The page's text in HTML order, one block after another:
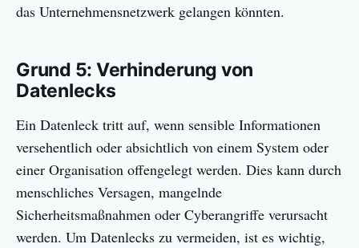
das Unternehmensnetzwerk gelangen könnten.
Grund 5: Verhinderung von
Datenlecks
Ein Datenleck tritt auf, wenn sensible Informationen
versehentlich oder absichtlich von einem System oder
einer Organisation offengelegt werden. Dies kann durch
menschliches Versagen, mangelnde
Sicherheitsmaßnahmen oder Cyberangriffe verursacht
werden. Um Datenlecks zu vermeiden, ist es wichtig,